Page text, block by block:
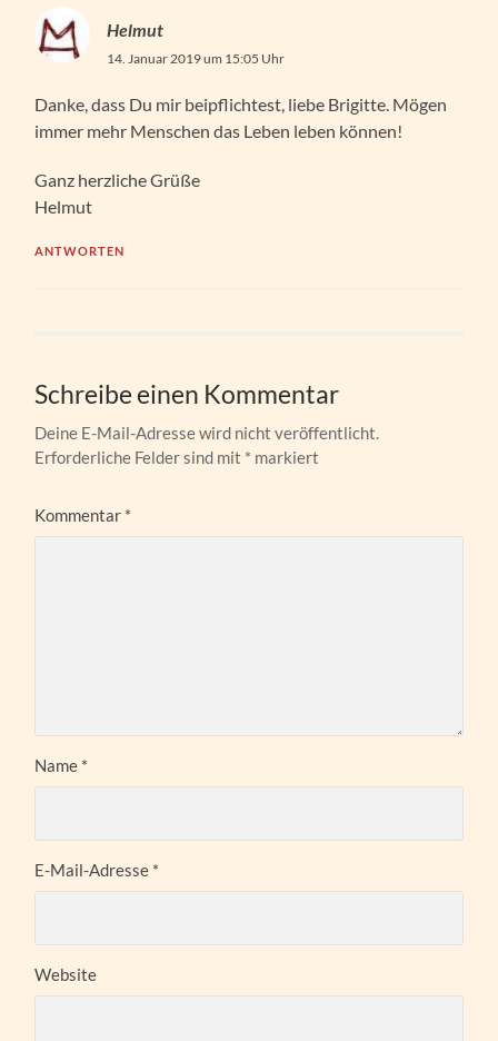
Helmut
14. Januar 2019 um 15:05 Uhr
Danke, dass Du mir beipflichtest, liebe Brigitte. Mögen
immer mehr Menschen das Leben leben können!
Ganz herzliche Grüße
Helmut
ANTWORTEN
Schreibe einen Kommentar
Deine E-Mail-Adresse wird nicht veröffentlicht.
Erforderliche Felder sind mit * markiert
Kommentar *
Name *
E-Mail-Adresse *
Website